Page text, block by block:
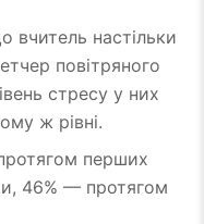
вчитель настільки
повітряного
стресу у них
ж рівні.
перших
46% — протягом